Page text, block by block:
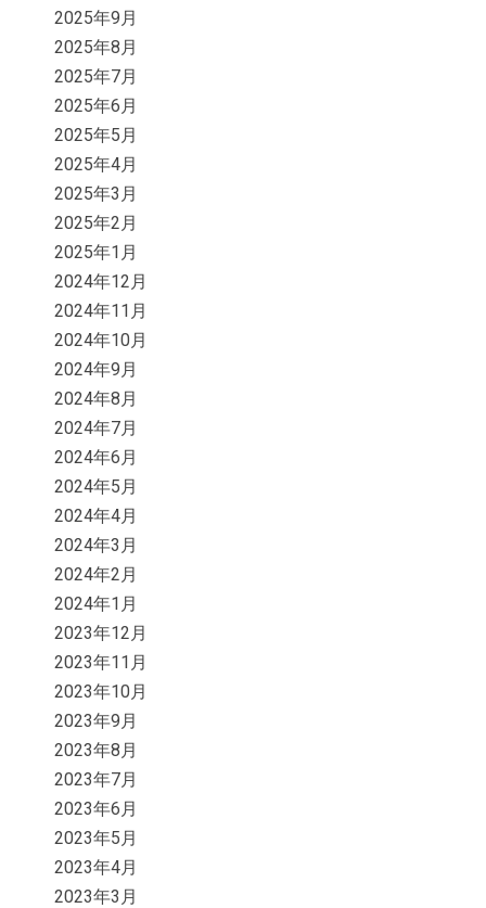
2025年9月
2025年8月
2025年7月
2025年6月
2025年5月
2025年4月
2025年3月
2025年2月
2025年1月
2024年12月
2024年11月
2024年10月
2024年9月
2024年8月
2024年7月
2024年6月
2024年5月
2024年4月
2024年3月
2024年2月
2024年1月
2023年12月
2023年11月
2023年10月
2023年9月
2023年8月
2023年7月
2023年6月
2023年5月
2023年4月
2023年3月